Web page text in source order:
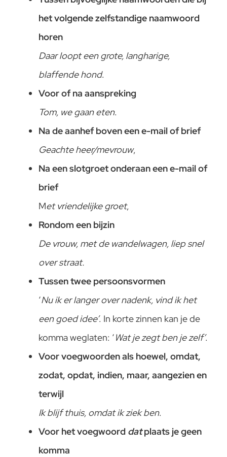
het volgende zelfstandige naamwoord
horen
Daar loopt een grote, langharige,
blaffende hond.
Voor of na aanspreking
Tom, we gaan eten.
Na de aanhef boven een e-mail of brief
Geachte heer/mevrouw,
Na een slotgroet onderaan een e-mail of
brief
Met vriendelijke groet,
Rondom een bijzin
De vrouw, met de wandelwagen, liep snel
over straat.
Tussen twee persoonsvormen
‘Nu ik er langer over nadenk, vind ik het
een goed idee’. In korte zinnen kan je de
komma weglaten: ‘Wat je zegt ben je zelf’.
Voor voegwoorden als hoewel, omdat,
zodat, opdat, indien, maar, aangezien en
terwijl
Ik blijf thuis, omdat ik ziek ben.
Voor het voegwoord datplaats je geen
komma